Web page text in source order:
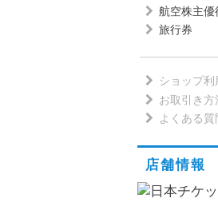
航空株主優
旅行券
ショップ利
お取引き方
よくある質
店舗情報